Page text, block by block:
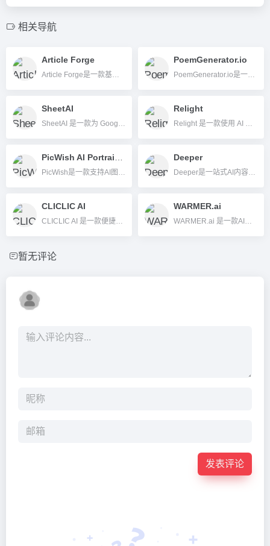
相关导航
Article Forge
Article Forge是一款基于AI自动化写作生成的高效原创文章工具，助力内容创作者快速输出高质量内容。
PoemGenerator.io
PoemGenerator.io是一款专业的AI诗歌自动生成工具，支持多种诗体、个性化主题定制与多语言创作，让任何人都能轻松体验诗歌创作乐趣。
SheetAI
SheetAI 是一款为 Google Sheets 打造的智能 AI 插件，实现内容生成、数据提取与智能自动化。
Relight
Relight 是一款使用 AI 技术的图片优化修复工具，能轻松完成照片的光照和背景调整。
PicWish AI Portrait Generator
PicWish是一款支持AI图片背景移除、图像增强与修复的在线智能图片编辑工具，无需安装、操作零门槛，适用于内容创作、电商及个人用户。
Deeper
Deeper是一站式AI内容创作与效率平台，支持文本、图片、视频、音频全领域多模态创作，适合个人与企业用户。
CLICLIC AI
CLICLIC AI 是一款便捷的AI商品图片智能编辑与场景生成平台，助力电商和品牌高效生成专业商品视觉内容。
WARMER.ai
WARMER.ai 是一款AI驱动的B2B销售邮件自动个性化生成与线索数据加温工具，简单上传名单即可一键生成高转化率邮件。
暂无评论
发表评论